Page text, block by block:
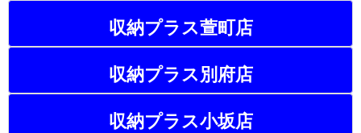
収納プラス萱町店
収納プラス別府店
収納プラス小坂店